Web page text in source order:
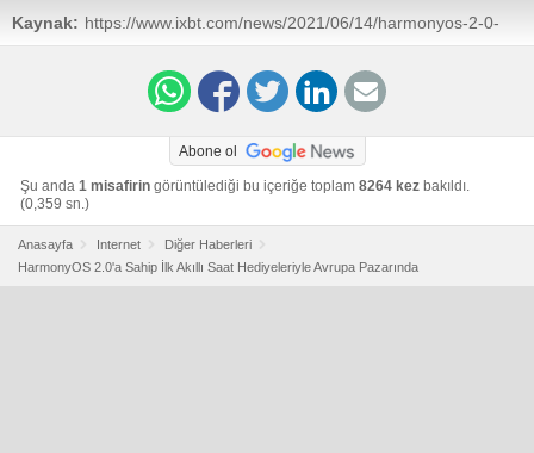
Kaynak: https://www.ixbt.com/news/2021/06/14/harmonyos-2-0-
huawei-watch-3.html
Abone ol
Şu anda 1 misafirin görüntülediği bu içeriğe toplam 8264 kez bakıldı.
(0,359 sn.)
Anasayfa Internet
Diğer Haberleri
HarmonyOS 2.0'a Sahip İlk Akıllı Saat Hediyeleriyle Avrupa Pazarında